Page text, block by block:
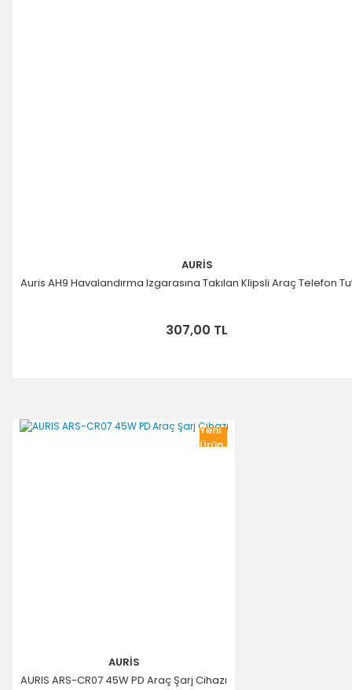
AURİS
Auris AH9 Havalandırma Izgarasına Takılan Klipsli Araç Telefon
307,00 TL
Yeni
Ürün
AURİS
AURIS ARS-CR07 45W PD Araç Şarj Cihazı